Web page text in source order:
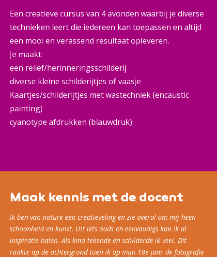
Een creatieve cursus van 4 avonden waarbij je diverse
technieken leert die iedereen kan toepassen en altijd
een mooi en verassend resultaat opleveren.
Je maakt:
een reliëf/herinneringsschilderij
diverse kleine schilderijtjes of vaasje
Kaartjes/schilderijtjes met wastechniek (encaustic
painting)
cyanotype afdrukken (blauwdruk)
Maak kennis met de docent
Ik ben van nature een creatieveling en zie overal om mij heen
schoonheid en kunst. Uit iets ouds en eenvoudigs kan ik al
inspiratie halen. Als kind tekende en schilderde ik veel. Dit
raakte op de achtergrond toen ik op mijn 18e jaar de fotografie